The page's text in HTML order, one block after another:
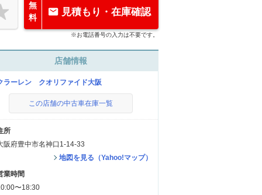
無
料
見積もり・在庫確認
※お電話番号の入力は不要です。
店舗情報
ラーレン クオリファイド大阪
この店舗の中古車在庫一覧
所
阪府豊中市名神口1-14-33
地図を見る（Yahoo!マップ）
業時間
〜18:30